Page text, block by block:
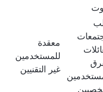
معقدة
للمستخدمين
غير التقنيين